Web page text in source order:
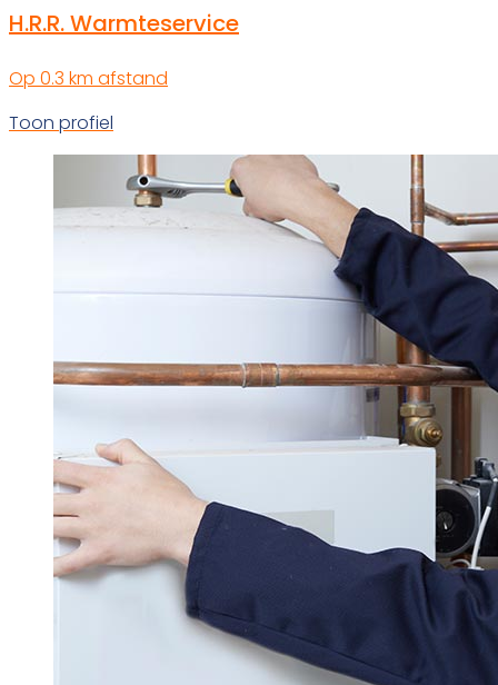
H.R.R. Warmteservice
Op 0.3 km afstand
Toon profiel